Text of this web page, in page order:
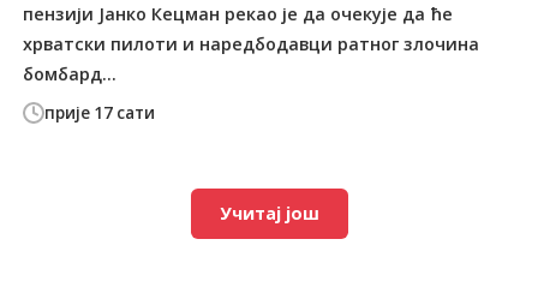
прије 17 сати
пензији Јанко Кецман рекао је да очекује да ће
хрватски пилоти и наредбодавци ратног злочина
бомбард...
Учитај још